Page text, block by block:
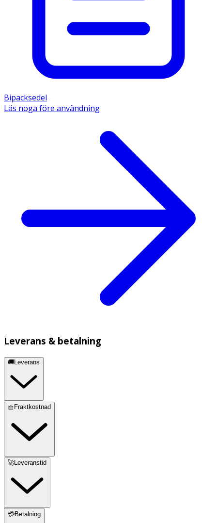
Bipacksedel
Läs noga före användning
Leverans & betalning
🚚Leverans
🧺Fraktkostnad
🚀Leveranstid
💳Betalning